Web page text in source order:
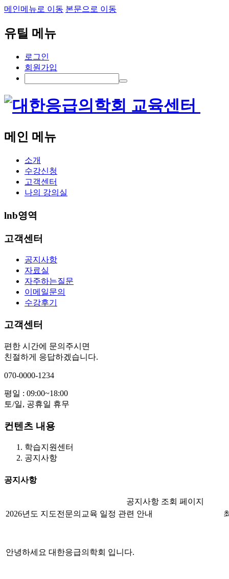
메인메뉴로 이동 본문으로 이동
유틸 메뉴
로그인
회원가입
메인 메뉴
소개
수강신청
고객센터
나의 강의실
lnb영역
고객센터
공지사항
자료실
자주하는질문
이메일문의
수강후기
고객센터
편한 시간에 문의주시면
친절하게 응답하겠습니다.
070-0000-1234
평일 : 09:00~18:00
토/일, 공휴일 휴무
컨텐츠 내용
학습지원센터
공지사항
공지사항
공지사항 조회 페이지
2026년도 지도전문의교육 일정 관련 안내
안녕하세요 대한응급의학회 입니다.